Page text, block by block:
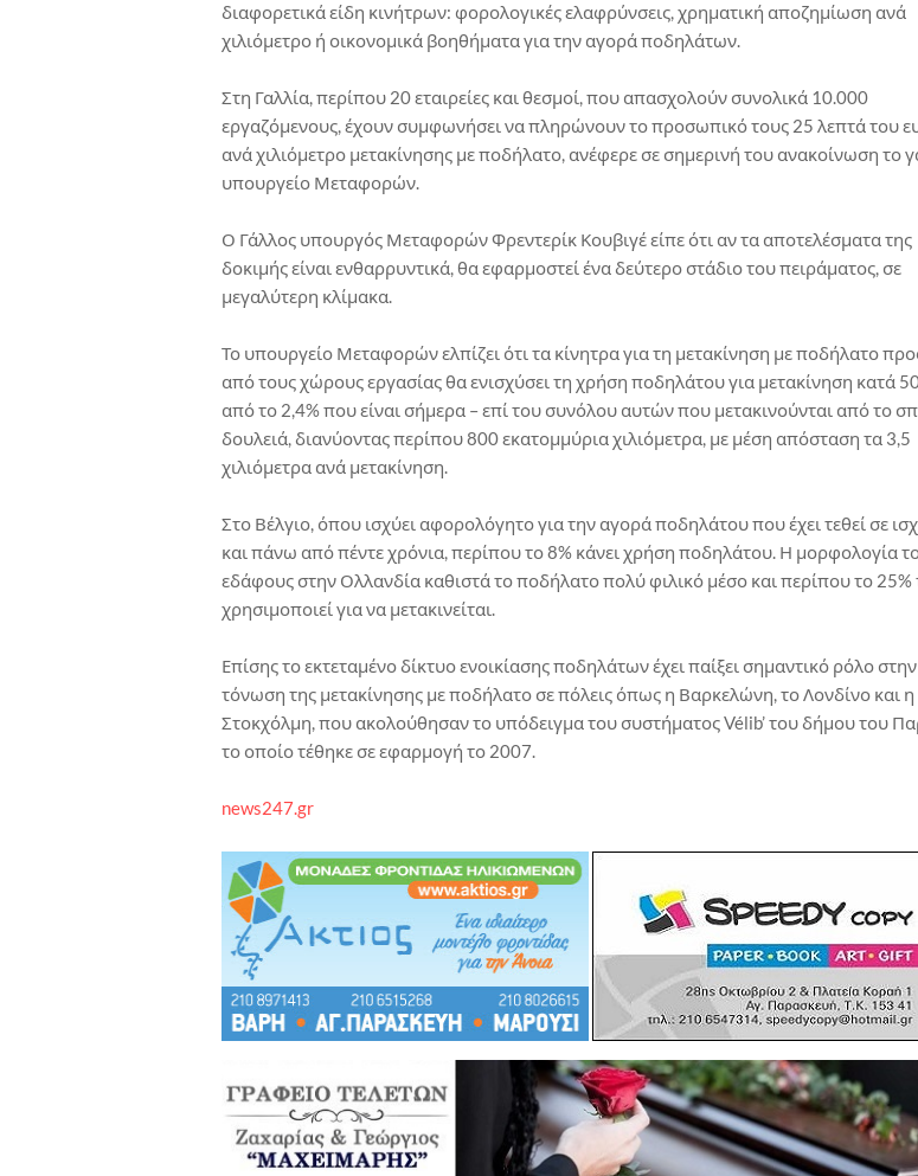
διαφορετικά είδη κινήτρων: φορολογικές ελαφρύνσεις, χρηματική αποζημίωση ανά
χιλιόμετρο ή οικονομικά βοηθήματα για την αγορά ποδηλάτων.
Στη Γαλλία, περίπου 20 εταιρείες και θεσμοί, που απασχολούν συνολικά 10.000
εργαζόμενους, έχουν συμφωνήσει να πληρώνουν το προσωπικό τους 25 λεπτά του
ανά χιλιόμετρο μετακίνησης με ποδήλατο, ανέφερε σε σημερινή του ανακοίνωση το
υπουργείο Μεταφορών.
Ο Γάλλος υπουργός Μεταφορών Φρεντερίκ Κουβιγέ είπε ότι αν τα αποτελέσματα της
δοκιμής είναι ενθαρρυντικά, θα εφαρμοστεί ένα δεύτερο στάδιο του πειράματος, σε
μεγαλύτερη κλίμακα.
Το υπουργείο Μεταφορών ελπίζει ότι τα κίνητρα για τη μετακίνηση με ποδήλατο
από τους χώρους εργασίας θα ενισχύσει τη χρήση ποδηλάτου για μετακίνηση κατά
από το 2,4% που είναι σήμερα – επί του συνόλου αυτών που μετακινούνται από το
δουλειά, διανύοντας περίπου 800 εκατομμύρια χιλιόμετρα, με μέση απόσταση τα 3,5
χιλιόμετρα ανά μετακίνηση.
Στο Βέλγιο, όπου ισχύει αφορολόγητο για την αγορά ποδηλάτου που έχει τεθεί σε
και πάνω από πέντε χρόνια, περίπου το 8% κάνει χρήση ποδηλάτου. Η μορφολογία
εδάφους στην Ολλανδία καθιστά το ποδήλατο πολύ φιλικό μέσο και περίπου το 25%
χρησιμοποιεί για να μετακινείται.
Επίσης το εκτεταμένο δίκτυο ενοικίασης ποδηλάτων έχει παίξει σημαντικό ρόλο στην
τόνωση της μετακίνησης με ποδήλατο σε πόλεις όπως η Βαρκελώνη, το Λονδίνο και η
Στοκχόλμη, που ακολούθησαν το υπόδειγμα του συστήματος Vélib’ του δήμου του
το οποίο τέθηκε σε εφαρμογή το 2007.
news247.gr